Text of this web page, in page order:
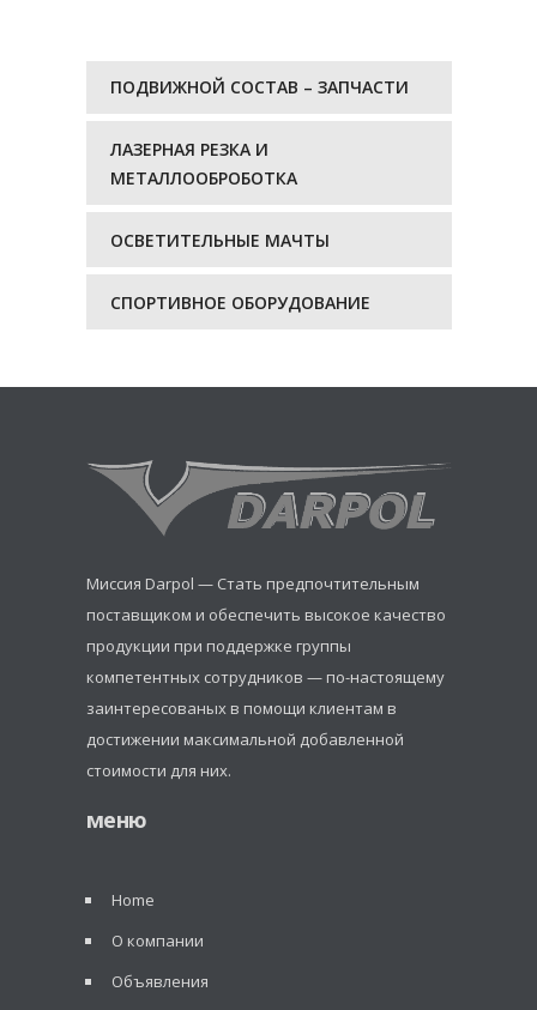
ПОДВИЖНОЙ СОСТАВ – ЗАПЧАСТИ
ЛАЗЕРНАЯ РЕЗКА И
МЕТАЛЛООБРОБОТКА
ОСВЕТИТЕЛЬНЫЕ МАЧТЫ
СПОРТИВНОЕ ОБОРУДОВАНИЕ
Миссия Darpol — Стать предпочтительным
поставщиком и обеспечить высокое качество
продукции при поддержке группы
компетентных сотрудников — по-настоящему
заинтересованых в помощи клиентам в
достижении максимальной добавленной
стоимости для них.
меню
Home
О компании
Объявления